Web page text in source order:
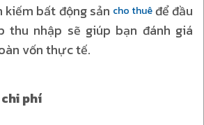
kiếm bất động sản cho thuêđể đầu
thu nhập sẽ giúp bạn đánh giá
vốn thực tế.
phí